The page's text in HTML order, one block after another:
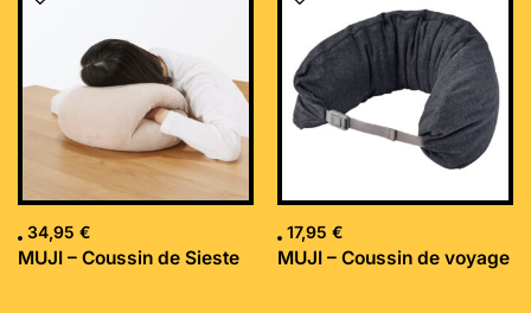
34,95 €
MUJI – Coussin de Sieste
17,95 €
MUJI – Coussin de voyage